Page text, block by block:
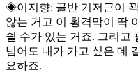
◈이지향: 골반 기저근이
않는 거고 이 횡격막이 딱
쉴 수가 있는 거죠. 그리고
넘어도 내가 가고 싶은 데
요하죠.